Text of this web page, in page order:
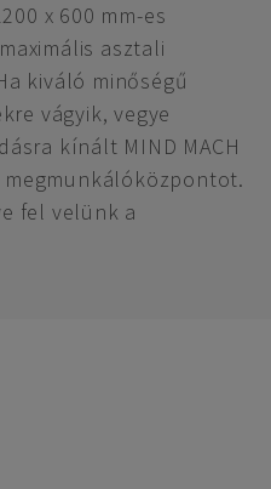
x 600 mm-es
asztali
kiváló minőségű
vágyik, vegye
kínált MIND MACH
megmunkálóközpontot.
fel velünk a